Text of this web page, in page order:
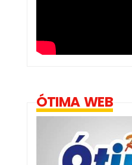
ÓTIMA WEB